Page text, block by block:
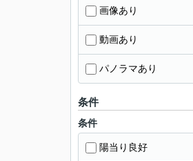
画像あり
動画あり
パノラマあり
条件
条件
陽当り良好